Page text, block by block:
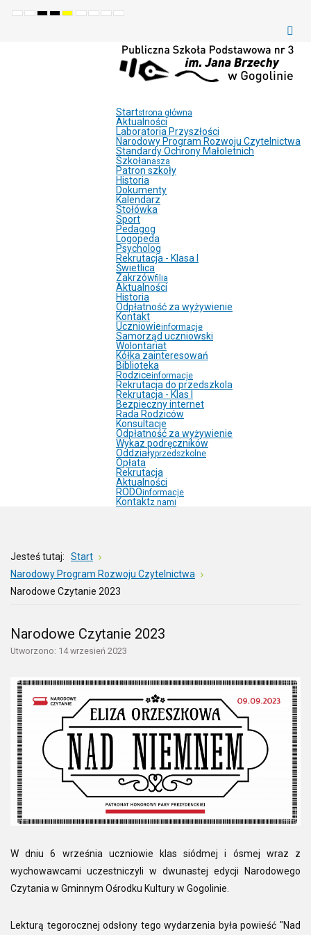
Default
NightHighHighHighSetSetMake
Set
Startstrona główna
Aktualności
Laboratoria Przyszłości
Narodowy Program Rozwoju Czytelnictwa
Standardy Ochrony Małoletnich
Szkołanasza
Patron szkoły
Historia
Dokumenty
Kalendarz
Stołówka
Sport
Pedagog
Logopeda
Psycholog
Rekrutacja - Klasa I
Świetlica
Zakrzówfilia
Aktualności
Historia
Odpłatność za wyżywienie
Kontakt
Uczniowieinformacje
Samorząd uczniowski
Wolontariat
Kółka zainteresowań
Biblioteka
Rodziceinformacje
Rekrutacja do przedszkola
Rekrutacja - Klas I
Bezpieczny internet
Rada Rodziców
Konsultacje
Odpłatność za wyżywienie
Wykaz podręczników
Oddziałyprzedszkolne
Opłata
Rekrutacja
Aktualności
RODOinformacje
Kontaktz nami
Jesteś tutaj:
Start
Narodowy Program Rozwoju Czytelnictwa
Narodowe Czytanie 2023
Narodowe Czytanie 2023
Utworzono: 14 wrzesień 2023
W dniu 6 września uczniowie klas siódmej i ósmej wraz z
wychowawcami uczestniczyli w dwunastej edycji Narodowego
Czytania w Gminnym Ośrodku Kultury w Gogolinie.
Lekturą tegorocznej odsłony tego wydarzenia była powieść "Nad